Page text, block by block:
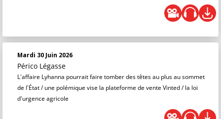
Mardi 30 Juin 2026
Périco Légasse
L'affaire Lyhanna pourrait faire tomber des têtes au plus au sommet
de l'État / une polémique vise la plateforme de vente Vinted / la loi
d'urgence agricole